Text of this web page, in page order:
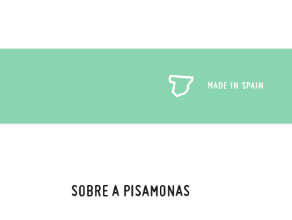
MADE IN SPAIN
SOBRE A PISAMONAS